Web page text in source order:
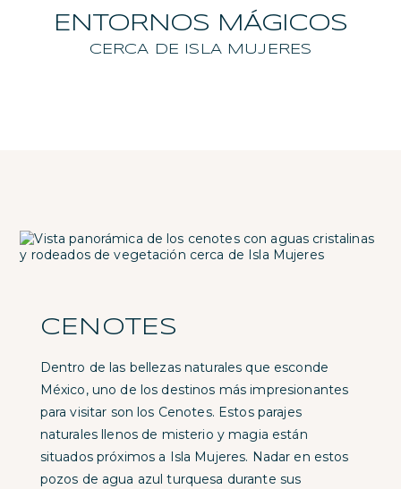
ENTORNOS MÁGICOS
CERCA DE ISLA MUJERES
CENOTES
Dentro de las bellezas naturales que esconde
México, uno de los destinos más impresionantes
para visitar son los Cenotes. Estos parajes
naturales llenos de misterio y magia están
situados próximos a Isla Mujeres. Nadar en estos
pozos de agua azul turquesa durante sus